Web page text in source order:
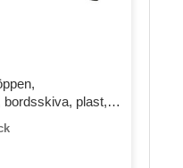
bordsskiva, plast,
tonfisk, burk,
maskin,